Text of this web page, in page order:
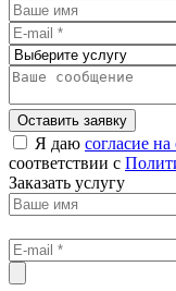
Оставить заявку
Я даю согласие
соответствии с
Заказать услугу